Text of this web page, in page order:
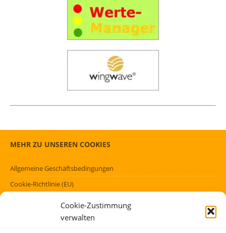
Cookie-Zustimmung
verwalten
MEHR ZU UNSEREN COOKIES
Allgemeine Geschäftsbedingungen
Cookie-Richtlinie (EU)